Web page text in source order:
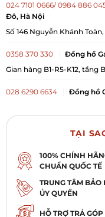
024 7101 0666/ 0984 886
Đô, Hà Nội
Số 146 Nguyễn Khánh
0358 370 330
Đồng hồ
Gian hàng B1-R5-K12, tầng
028 6290 6634
Đồng hồ
Đồng hồ
393 Điện Biên Phủ,
028 2253 5172
Đồng hồ
400 Hai Bà Trưng, Phường
TẠI
100% CHÍNH
CHUẨN QUỐC TẾ
TRUNG TÂM BẢO
ỦY QUYỀN
HỖ TRỢ TRẢ